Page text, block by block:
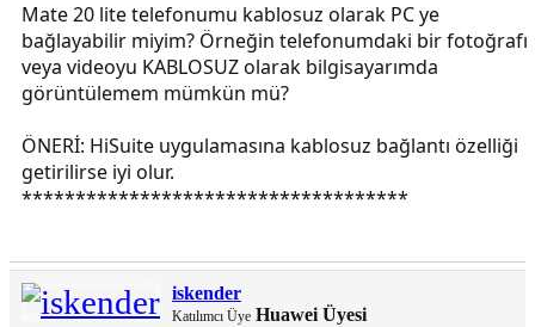
Mate 20 lite telefonumu kablosuz olarak PC ye
bağlayabilir miyim? Örneğin telefonumdaki bir fotoğrafı
veya videoyu KABLOSUZ olarak bilgisayarımda
görüntülemem mümkün mü?
ÖNERİ: HiSuite uygulamasına kablosuz bağlantı özelliği
getirilirse iyi olur.
************************************
iskender
Katılımcı Üye Huawei Üyesi